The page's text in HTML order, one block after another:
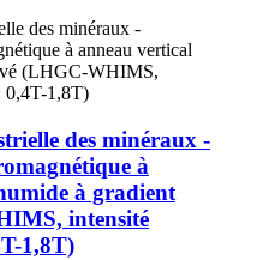
des minéraux -
à
à gradient
intensité
1,8T)